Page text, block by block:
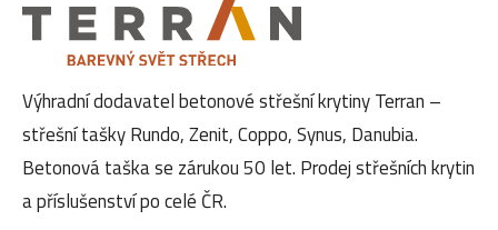
Výhradní dodavatel betonové střešní krytiny Terran –
střešní tašky Rundo, Zenit, Coppo, Synus, Danubia.
Betonová taška se zárukou 50 let. Prodej střešních krytin
a příslušenství po celé ČR.